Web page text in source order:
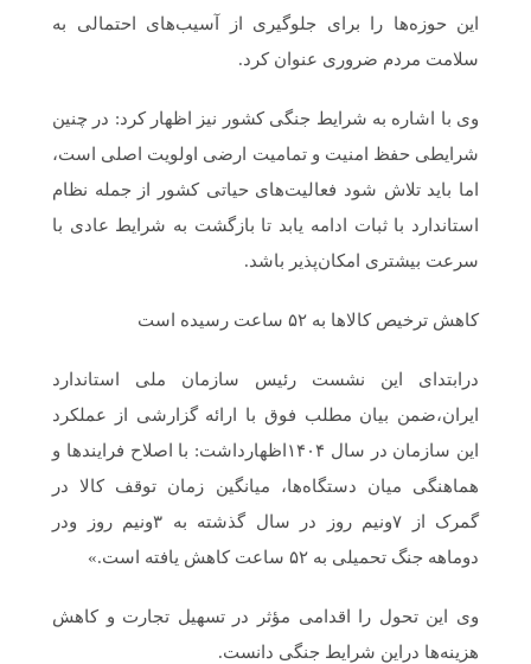
این حوزه‌ها را برای جلوگیری از آسیب‌های احتمالی به
سلامت مردم ضروری عنوان کرد.
وی با اشاره به شرایط جنگی کشور نیز اظهار کرد: در چنین
شرایطی حفظ امنیت و تمامیت ارضی اولویت اصلی است،
اما باید تلاش شود فعالیت‌های حیاتی کشور از جمله نظام
استاندارد با ثبات ادامه یابد تا بازگشت به شرایط عادی با
سرعت بیشتری امکان‌پذیر باشد.
کاهش ترخیص کالاها به ۵۲ ساعت رسیده است
درابتدای این نشست رئیس سازمان ملی استاندارد
ایران،ضمن بیان مطلب فوق با ارائه گزارشی از عملکرد
این سازمان در سال ۱۴۰۴اظهارداشت: با اصلاح فرایندها و
هماهنگی میان دستگاه‌ها، میانگین زمان توقف کالا در
گمرک از ۷ونیم روز در سال گذشته به ۳ونیم روز ودر
دوماهه جنگ تحمیلی به ۵۲ ساعت کاهش یافته است.»
وی این تحول را اقدامی مؤثر در تسهیل تجارت و کاهش
هزینه‌ها دراین شرایط جنگی دانست.